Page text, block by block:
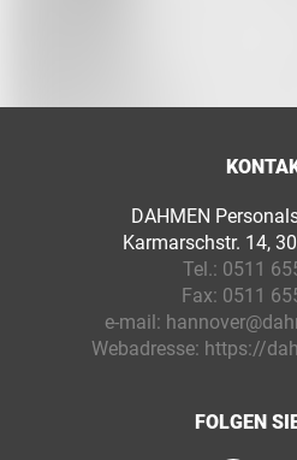
DAHMEN
Karmarschstr. 14,
Tel.: 0511
Fax: 0511
e-mail:
Webadresse: https://
FOLGEN